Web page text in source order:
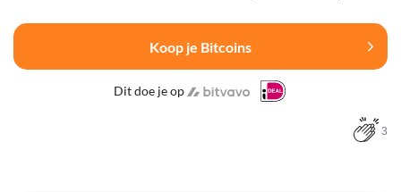
Koop je Bitcoins
Dit doe je op
3